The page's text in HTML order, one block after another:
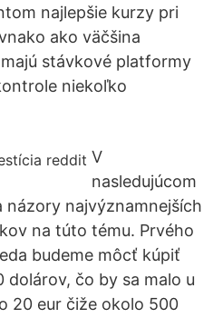
najlepšie kurzy pri
ako väčšina
stávkové platformy
niekoľko
V
nasledujúcom
názory najvýznamnejších
na túto tému. Prvého
budeme môcť kúpiť
dolárov, čo by sa malo u
20 eur čiže okolo 500